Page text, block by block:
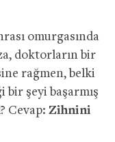
omurgasında
doktorların bir
rağmen, belki
bir şeyi başarmış
Cevap: Zihnini